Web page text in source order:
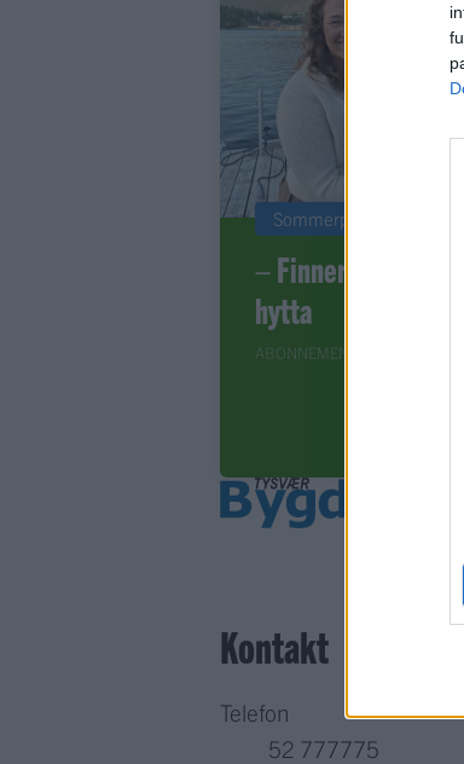
Sommerpraten
– Finner roen på
hytta
ABONNEMENT
Kontakt
Telefon
52 777775